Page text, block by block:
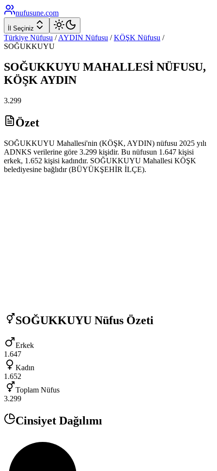
nufusune.com
İl Seçiniz
Türkiye Nüfusu / AYDIN Nüfusu / KÖŞK Nüfusu /
SOĞUKKUYU
SOĞUKKUYU MAHALLESİ NÜFUSU,
KÖŞK AYDIN
3.299
Özet
SOĞUKKUYU Mahallesi'nin (KÖŞK, AYDIN) nüfusu 2025 yılı
ADNKS verilerine göre 3.299 kişidir. Bu nüfusun 1.647 kişisi
erkek, 1.652 kişisi kadındır. SOĞUKKUYU Mahallesi KÖŞK
belediyesine bağlıdır (BÜYÜKŞEHİR İLÇE).
SOĞUKKUYU Nüfus Özeti
Erkek
1.647
Kadın
1.652
Toplam Nüfus
3.299
Cinsiyet Dağılımı